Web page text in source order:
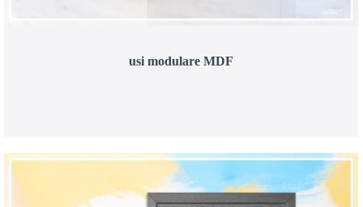
usi modulare MDF